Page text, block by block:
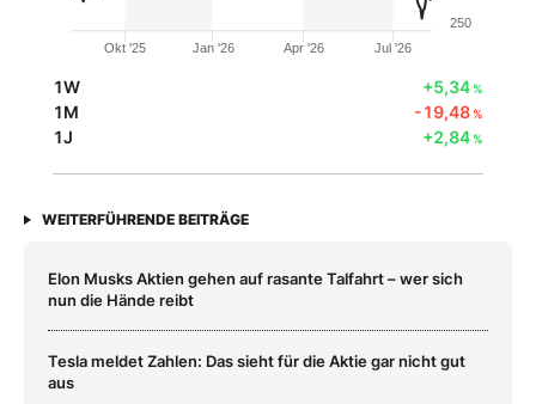
Okt '25 Jan '26 Apr '26 Jul '26
250
1W +5,34%
1M -19,48%
1J +2,84%
WEITERFÜHRENDE BEITRÄGE
Elon Musks Aktien gehen auf rasante Talfahrt – wer sich
nun die Hände reibt
Tesla meldet Zahlen: Das sieht für die Aktie gar nicht gut
aus